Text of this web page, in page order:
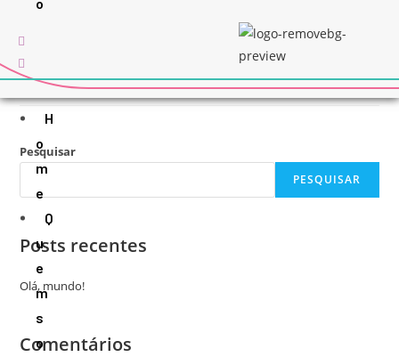
H
o
m
e
Q
u
e
m
s
o
FORRÓ DAS FLORES
Pesquisar
PESQUISAR
Posts recentes
Olá, mundo!
Comentários